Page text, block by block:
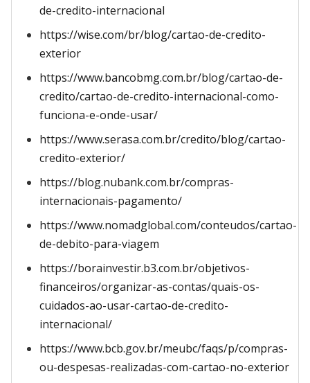
de-credito-internacional
https://wise.com/br/blog/cartao-de-credito-
exterior
https://www.bancobmg.com.br/blog/cartao-de-
credito/cartao-de-credito-internacional-como-
funciona-e-onde-usar/
https://www.serasa.com.br/credito/blog/cartao-
credito-exterior/
https://blog.nubank.com.br/compras-
internacionais-pagamento/
https://www.nomadglobal.com/conteudos/cartao-
de-debito-para-viagem
https://borainvestir.b3.com.br/objetivos-
financeiros/organizar-as-contas/quais-os-
cuidados-ao-usar-cartao-de-credito-
internacional/
https://www.bcb.gov.br/meubc/faqs/p/compras-
ou-despesas-realizadas-com-cartao-no-exterior